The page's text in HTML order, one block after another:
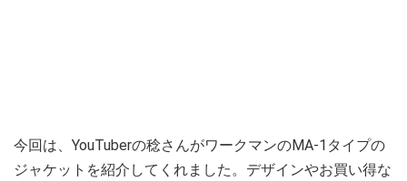
今回は、YouTuberの稔さんがワークマンのMA-1タイプの
ジャケットを紹介してくれました。デザインやお買い得な